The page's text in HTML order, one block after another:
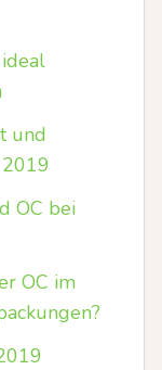
und
OC bei
OC im